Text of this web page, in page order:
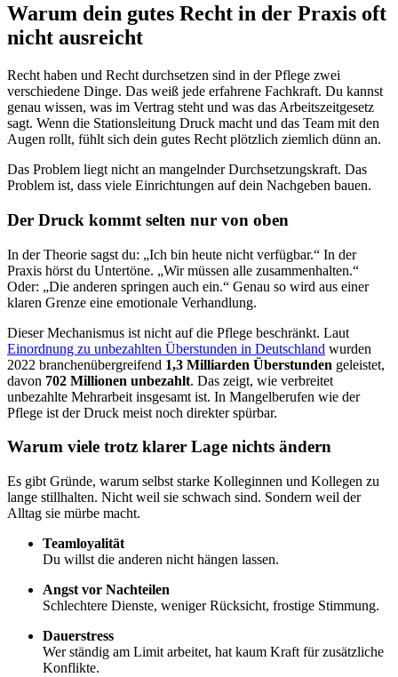
Warum dein gutes Recht in der Praxis oft
nicht ausreicht
Recht haben und Recht durchsetzen sind in der Pflege zwei
verschiedene Dinge. Das weiß jede erfahrene Fachkraft. Du kannst
genau wissen, was im Vertrag steht und was das Arbeitszeitgesetz
sagt. Wenn die Stationsleitung Druck macht und das Team mit den
Augen rollt, fühlt sich dein gutes Recht plötzlich ziemlich dünn an.
Das Problem liegt nicht an mangelnder Durchsetzungskraft. Das
Problem ist, dass viele Einrichtungen auf dein Nachgeben bauen.
Der Druck kommt selten nur von oben
In der Theorie sagst du: „Ich bin heute nicht verfügbar.“ In der
Praxis hörst du Untertöne. „Wir müssen alle zusammenhalten.“
Oder: „Die anderen springen auch ein.“ Genau so wird aus einer
klaren Grenze eine emotionale Verhandlung.
Dieser Mechanismus ist nicht auf die Pflege beschränkt. Laut
Einordnung zu unbezahlten Überstunden in Deutschland wurden
2022 branchenübergreifend 1,3 Milliarden Überstunden geleistet,
davon 702 Millionen unbezahlt. Das zeigt, wie verbreitet
unbezahlte Mehrarbeit insgesamt ist. In Mangelberufen wie der
Pflege ist der Druck meist noch direkter spürbar.
Warum viele trotz klarer Lage nichts ändern
Es gibt Gründe, warum selbst starke Kolleginnen und Kollegen zu
lange stillhalten. Nicht weil sie schwach sind. Sondern weil der
Alltag sie mürbe macht.
Teamloyalität
Du willst die anderen nicht hängen lassen.
Angst vor Nachteilen
Schlechtere Dienste, weniger Rücksicht, frostige Stimmung.
Dauerstress
Wer ständig am Limit arbeitet, hat kaum Kraft für zusätzliche
Konflikte.